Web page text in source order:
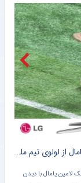
شد؟
کلیپ دیده نشده از وحشت خنده دار برادر کوچک یامال از لولوی تیم ملی اسپانیا + سند
لامین یامال با دیدن